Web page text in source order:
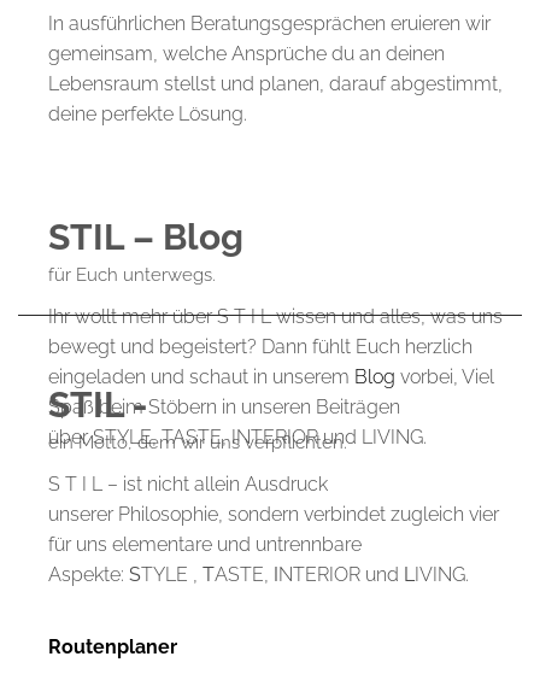
In ausführlichen Beratungsgesprächen eruieren wir
gemeinsam, welche Ansprüche du an deinen
Lebensraum stellst und planen, darauf abgestimmt,
deine perfekte Lösung.
STIL – Blog
für Euch unterwegs.
Ihr wollt mehr über S T I L wissen und alles, was uns
bewegt und begeistert? Dann fühlt Euch herzlich
eingeladen und schaut in unserem Blog vorbei, Viel
Spaß beim Stöbern in unseren Beiträgen
über STYLE, TASTE, INTERIOR und LIVING.
STIL -
ein Motto, dem wir uns verpflichten.
S T I L – ist nicht allein Ausdruck
unserer Philosophie, sondern verbindet zugleich vier
für uns elementare und untrennbare
Aspekte: STYLE , TASTE, NTERIOR und L IVING.
Routenplaner